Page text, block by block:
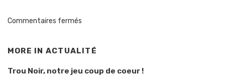
Commentaires fermés
MORE IN ACTUALITÉ
Trou Noir, notre jeu coup de coeur !